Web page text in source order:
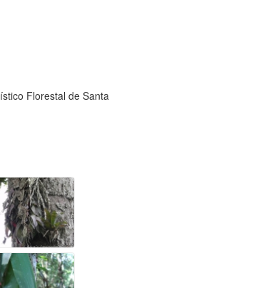
Florestal de Santa